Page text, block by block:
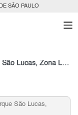
SÃO PAULO
Aluguel de Apartamentos 2 quartos, Parque São Lucas, Zona Leste, SP
São Lucas,